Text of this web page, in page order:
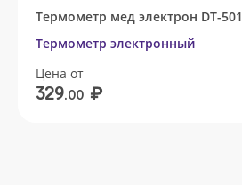
Термометр мед электрон DT-501
Термометр электронный
Цена от
329.00 ₽